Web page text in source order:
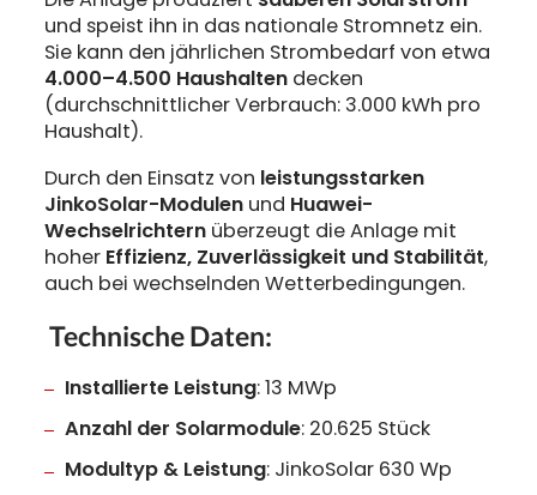
und speist ihn in das nationale Stromnetz ein.
Sie kann den jährlichen Strombedarf von etwa
4.000–4.500 Haushaltendecken
(durchschnittlicher Verbrauch: 3.000 kWh pro
Haushalt).
Durch den Einsatz von leistungsstarken
JinkoSolar-Modulenund Huawei-
Wechselrichternüberzeugt die Anlage mit
hoher Effizienz, Zuverlässigkeit und Stabilität,
auch bei wechselnden Wetterbedingungen.
Technische Daten:
Installierte Leistung: 13 MWp
Anzahl der Solarmodule: 20.625 Stück
Modultyp & Leistung: JinkoSolar 630 Wp